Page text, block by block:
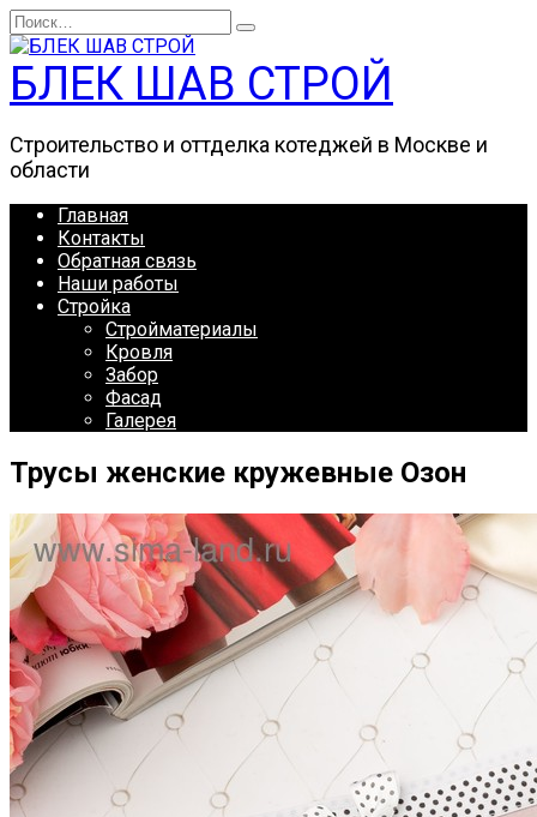
Перейти
к
содержанию
Search
for:
БЛЕК ШАВ СТРОЙ
Строительство и оттделка котеджей в Москве и
области
Главная
Контакты
Обратная связь
Наши работы
Стройка
Стройматериалы
Кровля
Забор
Фасад
Галерея
Трусы женские кружевные Озон